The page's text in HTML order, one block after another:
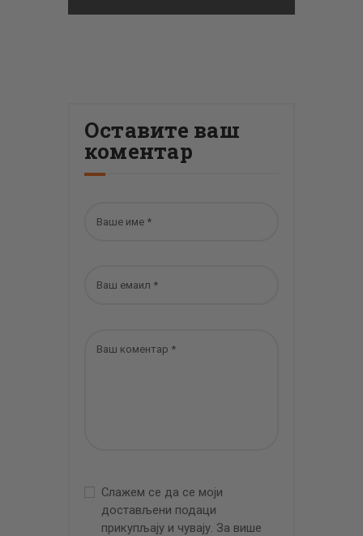
Оставите ваш
коментар
Слажем се да се моји
достављени подаци
прикупљају и чувају. За више